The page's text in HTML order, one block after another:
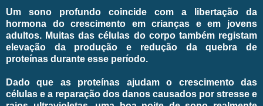
Um sono profundo coincide com a libertação da
hormona do crescimento em crianças e em jovens
adultos. Muitas das células do corpo também registam
elevação da produção e redução da quebra de
proteínas durante esse período.
Dado que as proteínas ajudam o crescimento das
células e a reparação dos danos causados por stresse e